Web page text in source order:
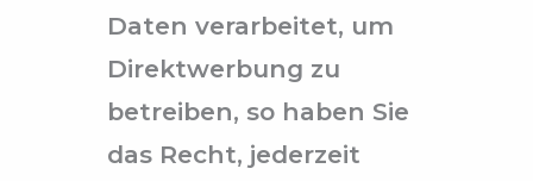
Daten verarbeitet, um
Direktwerbung zu
betreiben, so haben Sie
das Recht, jederzeit